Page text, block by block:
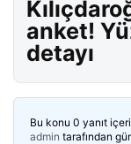
anket!
detayı
Bu konu 0 yanıt
admin tarafından